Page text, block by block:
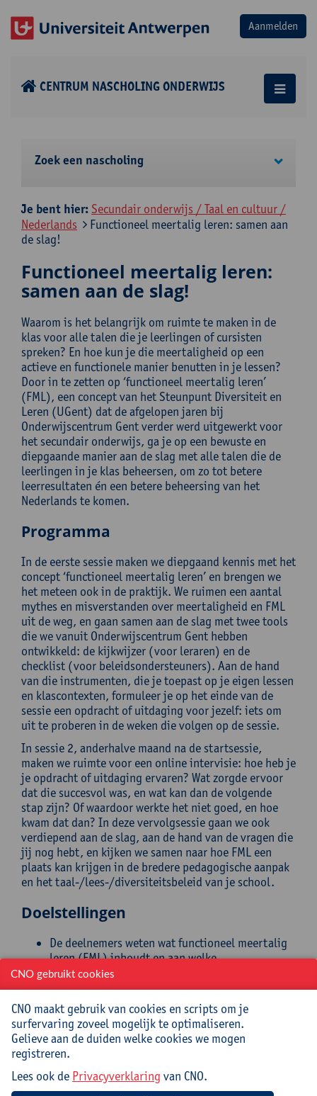
CENTRUM NASCHOLING ONDERWIJS
Zoek een nascholing
Je bent hier: Secundair onderwijs / Taal en cultuur /
Nederlands
Functioneel meertalig leren: samen aan
de slag!
Functioneel meertalig leren:
samen aan de slag!
Waarom is het belangrijk om ruimte te maken in de
klas voor alle talen die je leerlingen of cursisten
spreken? En hoe kun je die meertaligheid op een
actieve en functionele manier benutten in je lessen?
Door in te zetten op ‘functioneel meertalig leren’
(FML), een concept van het Steunpunt Diversiteit en
Leren (UGent) dat de afgelopen jaren bij
Onderwijscentrum Gent verder werd uitgewerkt voor
het secundair onderwijs, ga je op een bewuste en
diepgaande manier aan de slag met alle talen die de
leerlingen in je klas beheersen, om zo tot betere
leerresultaten én een betere beheersing van het
Nederlands te komen.
Programma
In de eerste sessie maken we diepgaand kennis met het
concept ‘functioneel meertalig leren’ en brengen we
het meteen ook in de praktijk. We ruimen een aantal
mythes en misverstanden over meertaligheid en FML
uit de weg, en gaan samen aan de slag met twee tools
die we vanuit Onderwijscentrum Gent hebben
ontwikkeld: de kijkwijzer (voor leraren) en de
checklist (voor beleidsondersteuners). Aan de hand
van die instrumenten, die je toepast op je eigen lessen
en klascontexten, formuleer je op het einde van de
sessie een opdracht of uitdaging voor jezelf: iets om
uit te proberen in de weken die volgen op de sessie.
In sessie 2, anderhalve maand na de startsessie,
maken we ruimte voor een online intervisie: hoe heb je
je opdracht of uitdaging ervaren? Wat zorgde ervoor
dat die succesvol was, en wat kan dan de volgende
stap zijn? Of waardoor werkte het niet goed, en hoe
kwam dat dan? In deze vervolgsessie gaan we ook
verdiepend aan de slag, aan de hand van de vragen die
jij nog hebt, en kijken we samen naar hoe FML een
plaats kan krijgen in de bredere pedagogische aanpak
en het taal-/lees-/diversiteitsbeleid van je school.
Doelstellingen
De deelnemers weten wat functioneel meertalig
leren (FML) inhoudt en aan welke
randvoorwaarden voldaan moet zijn om van FML
een succes te maken op school en in de klas.
De deelnemers kunnen reflecteren op hun eigen
klas- en schoolcontext en inschatten wanneer
FML al dan niet een meerwaarde kan betekenen
voor hun lespraktijk.
De deelnemers hebben inzicht in hoe FML een
plaats kan krijgen in het bredere taal-, lees- en
diversiteitsbeleid van de school.
CNO gebruikt cookies
CNO maakt gebruik van cookies en scripts om je
surfervaring zoveel mogelijk te optimaliseren.
Gelieve aan de duiden welke cookies we mogen
registreren.
Lees ook de Privacyverklaring van CNO.